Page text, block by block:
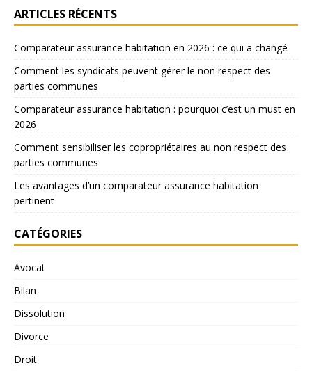
ARTICLES RÉCENTS
Comparateur assurance habitation en 2026 : ce qui a changé
Comment les syndicats peuvent gérer le non respect des
parties communes
Comparateur assurance habitation : pourquoi c’est un must en
2026
Comment sensibiliser les copropriétaires au non respect des
parties communes
Les avantages d’un comparateur assurance habitation
pertinent
CATÉGORIES
Avocat
Bilan
Dissolution
Divorce
Droit